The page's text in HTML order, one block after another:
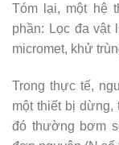
Tóm lại, một hệ
phần: Lọc đa vật
micromet, khử
Trong thực tế,
một thiết bị
đó thường bơm